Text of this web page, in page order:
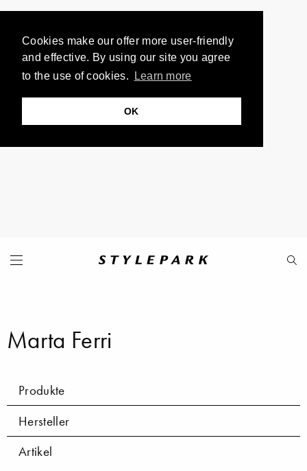
Cookies make our offer more user-friendly
and effective. By using our site you agree
to the use of cookies.
Learn more
OK
Marta Ferri
Produkte
Hersteller
Artikel